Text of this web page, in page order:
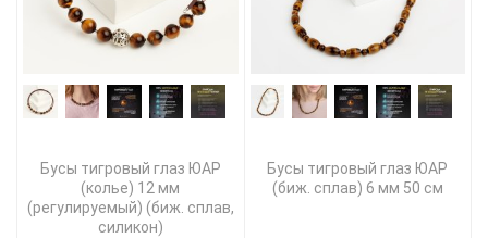
Бусы тигровый глаз ЮАР
(колье) 12 мм
(регулируемый) (биж. сплав,
силикон)
Бусы тигровый глаз ЮАР
(биж. сплав) 6 мм 50 см